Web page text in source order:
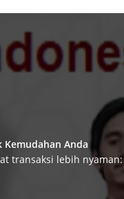
Anda
transaksi lebih nyaman: